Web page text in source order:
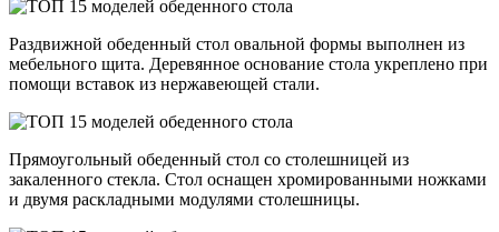
Раздвижной обеденный стол овальной формы выполнен из
мебельного щита. Деревянное основание стола укреплено при
помощи вставок из нержавеющей стали.
Прямоугольный обеденный стол со столешницей из
закаленного стекла. Стол оснащен хромированными ножками
и двумя раскладными модулями столешницы.